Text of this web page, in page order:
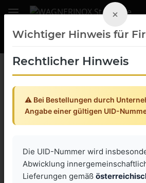
PUMPENTECHNIK
JABSCO
JABSCO Ultra- Linie
JABSCO Hy- Linie+
Wichtiger Hinweis für
×
Rechtlicher Hinweis
⚠️ Bei Bestellungen durch
Angabe einer gültigen UID-
Die UID-Nummer wird
Abwicklung
Lieferungen gemäß